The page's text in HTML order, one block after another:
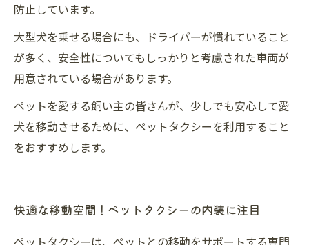
防止しています。
大型犬を乗せる場合にも、ドライバーが慣れていること
が多く、安全性についてもしっかりと考慮された車両が
用意されている場合があります。
ペットを愛する飼い主の皆さんが、少しでも安心して愛
犬を移動させるために、ペットタクシーを利用すること
をおすすめします。
快適な移動空間！ペットタクシーの内装に注目
ペットタクシーは、ペットとの移動をサポートする専門